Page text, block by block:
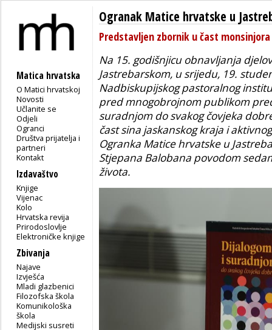
Matica hrvatska
O Matici hrvatskoj
Novosti
Učlanite se
Odjeli
Ogranci
Društva prijatelja i
partneri
Kontakt
Izdavaštvo
Knjige
Vijenac
Kolo
Hrvatska revija
Prirodoslovlje
Elektroničke knjige
Zbivanja
Najave
Izvješća
Mladi glazbenici
Filozofska škola
Komunikološka
škola
Medijski susreti
Ogranak Matice hrvatske u
Predstavljen zbornik u čast
Na 15. godišnjicu obnavljanja
Jastrebarskom, u srijedu, 19.
Nadbiskupijskog pastoralnog
pred mnogobrojnom publikom
suradnjom do svakog čovjeka
čast sina jaskanskog kraja i
Ogranka Matice hrvatske u
Stjepana Balobana povodom
života.